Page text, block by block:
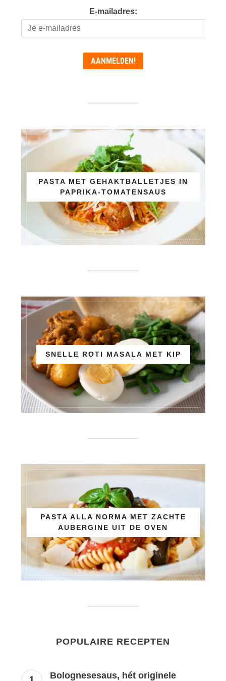
E-mailadres:
PASTA MET GEHAKTBALLETJES IN
PAPRIKA-TOMATENSAUS
SNELLE ROTI MASALA MET KIP
PASTA ALLA NORMA MET ZACHTE
AUBERGINE UIT DE OVEN
POPULAIRE RECEPTEN
Bolognesesaus, hét originele